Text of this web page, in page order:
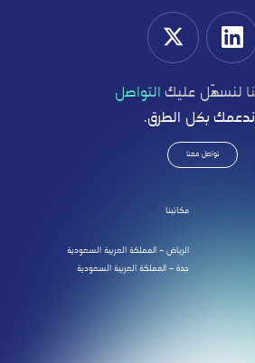
لنسهّل عليك التواصل
بكل الطرق.
تواصل معنا
مكاتبنا
الرياض – المملكة العربية السعودية
جدة – المملكة العربية السعودية